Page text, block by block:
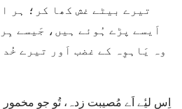
اَیسے پڑے ہُوئے ہیں، جَیسے
وہ یَاہوِہ کے غضب اَور تیرے